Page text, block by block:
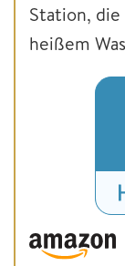
Station, die
heißem